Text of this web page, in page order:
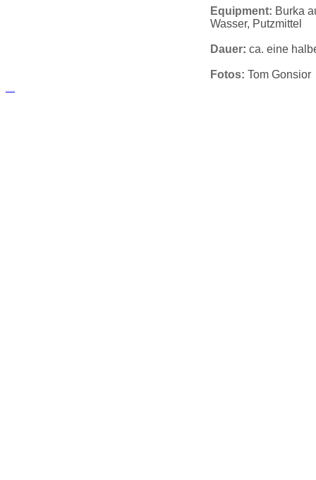
Equipment: Burka
Wasser, Putzmittel
Dauer: ca. eine
Fotos: Tom Gonsior